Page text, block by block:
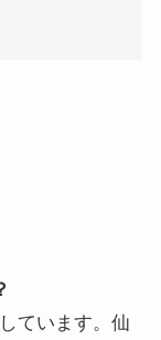
ています。仙